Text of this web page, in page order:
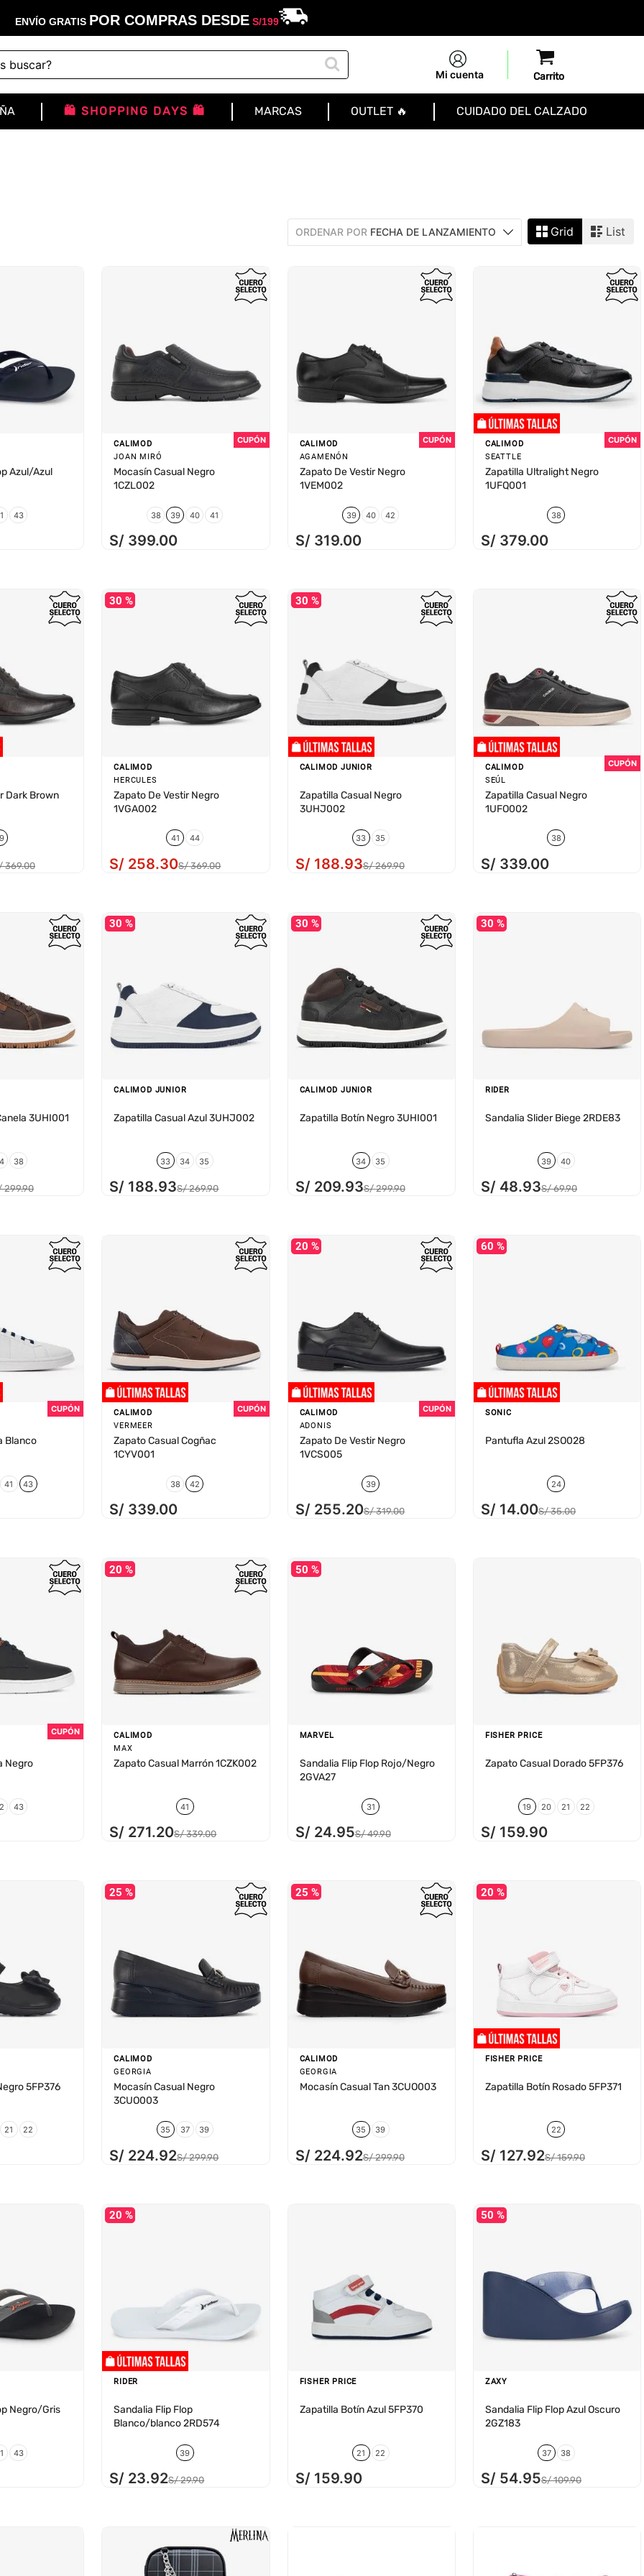
ENVÍO GRATIS POR COMPRAS DESDES/199
Mi cuenta
🛍️ SHOPPING DAYS 🛍️ MARCAS OUTLET 🔥 CUIDADO DEL CALZADO
ORDENAR POR FECHA DE LANZAMIENTO Grid List
Azul/Azul
43
CALIMOD
JOAN MIRÓ
Mocasín Casual Negro
1CZL002
38 39 40 41
S/ 399.00
CALIMOD
AGAMENÓN
Zapato De Vestir Negro
1VEM002
39 40 42
S/ 319.00
CALIMOD
SEATTLE
Zapatilla Ultralight Negro
1UFQ001
38
S/ 379.00
Dark Brown
369.00
30 %
CALIMOD
HERCULES
Zapato De Vestir Negro
1VGA002
41 44
S/ 258.30S/ 369.00
30 %
CALIMOD JUNIOR
Zapatilla Casual Negro
3UHJ002
33 35
S/ 188.93S/ 269.90
CALIMOD
SEÚL
Zapatilla Casual Negro
1UFO002
38
S/ 339.00
3UHI001
38
299.90
30 %
CALIMOD JUNIOR
Zapatilla Casual Azul 3UHJ002
33 34 35
S/ 188.93S/ 269.90
30 %
CALIMOD JUNIOR
Zapatilla Botín Negro 3UHI001
34 35
S/ 209.93S/ 299.90
30 %
RIDER
Sandalia Slider Biege 2RDE83
39 40
S/ 48.93S/ 69.90
Blanco
41 43
CALIMOD
VERMEER
Zapato Casual Cogñac
1CYV001
38 42
S/ 339.00
20 %
CALIMOD
ADONIS
Zapato De Vestir Negro
1VCS005
39
S/ 255.20S/ 319.00
60 %
SONIC
Pantufla Azul 2SO028
24
S/ 14.00S/ 35.00
Negro
43
20 %
CALIMOD
MAX
Zapato Casual Marrón 1CZK002
41
S/ 271.20S/ 339.00
50 %
MARVEL
Sandalia Flip Flop Rojo/Negro
2GVA27
31
S/ 24.95S/ 49.90
FISHER PRICE
Zapato Casual Dorado 5FP376
19 20 21 22
S/ 159.90
5FP376
21 22
25 %
CALIMOD
GEORGIA
Mocasín Casual Negro
3CUO003
35 37 39
S/ 224.92S/ 299.90
25 %
CALIMOD
GEORGIA
Mocasín Casual Tan 3CUO003
35 39
S/ 224.92S/ 299.90
20 %
FISHER PRICE
Zapatilla Botín Rosado 5FP371
22
S/ 127.92S/ 159.90
Negro/Gris
43
20 %
RIDER
Sandalia Flip Flop
Blanco/blanco 2RD574
39
S/ 23.92S/ 29.90
FISHER PRICE
Zapatilla Botín Azul 5FP370
21 22
S/ 159.90
50 %
ZAXY
Sandalia Flip Flop Azul Oscuro
2GZ183
37 38
S/ 54.95S/ 109.90